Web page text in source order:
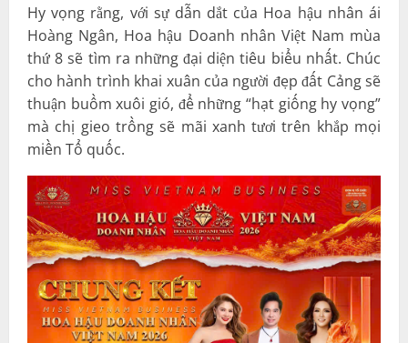
Hy vọng rằng, với sự dẫn dắt của Hoa hậu nhân ái
Hoàng Ngân, Hoa hậu Doanh nhân Việt Nam mùa
thứ 8 sẽ tìm ra những đại diện tiêu biểu nhất. Chúc
cho hành trình khai xuân của người đẹp đất Cảng sẽ
thuận buồm xuôi gió, để những “hạt giống hy vọng”
mà chị gieo trồng sẽ mãi xanh tươi trên khắp mọi
miền Tổ quốc.